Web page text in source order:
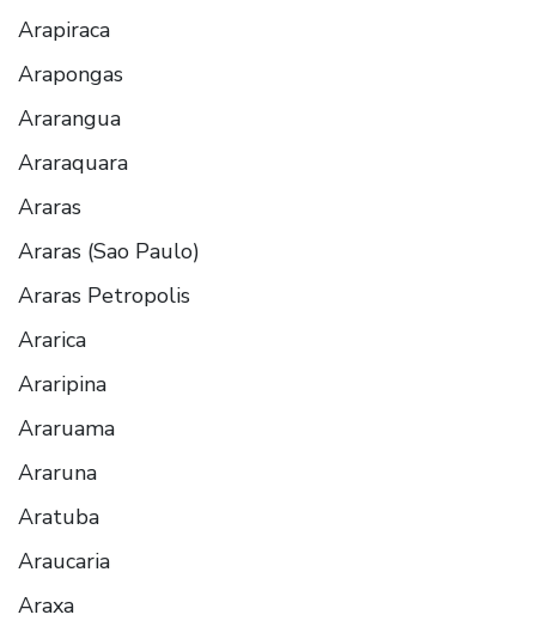
Arapiraca
Arapongas
Ararangua
Araraquara
Araras
Araras (Sao Paulo)
Araras Petropolis
Ararica
Araripina
Araruama
Araruna
Aratuba
Araucaria
Araxa